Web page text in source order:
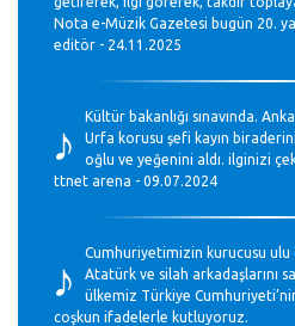
Nota e-Müzik Gazetesi bugün 20.
editör - 24.11.2025
♪
Kültür bakanlığı sınavında.
Urfa korusu şefi kayın
oğlu ve yeğenini aldı. ilginizi
ttnet arena - 09.07.2024
♪
Cumhuriyetimizin kurucusu
Atatürk ve silah arkadaşlarını
ülkemiz Türkiye
coşkun ifadelerle kutluyoruz.